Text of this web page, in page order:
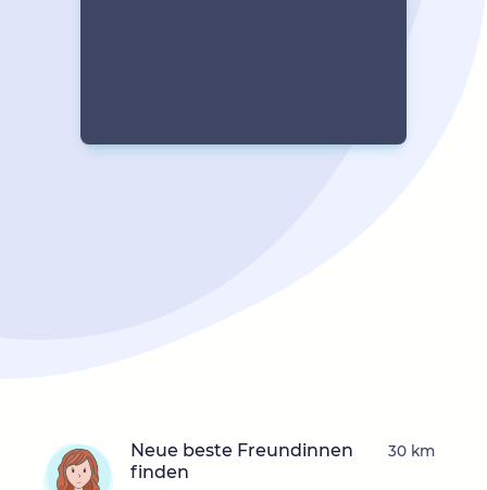
Neue beste Freundinnen
finden
30 km